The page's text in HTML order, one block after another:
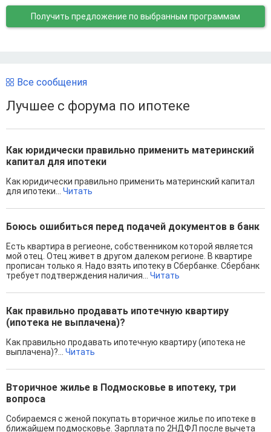
Получить предложение по выбранным программам
Все сообщения
Лучшее с форума по ипотеке
Как юридически правильно применить материнский
капитал для ипотеки
Как юридически правильно применить материнский капитал
для ипотеки... Читать
Боюсь ошибиться перед подачей документов в банк
Есть квартира в региеоне, собственником которой является
мой отец. Отец живет в другом далеком регионе. В квартире
прописан только я. Надо взять ипотеку в Сбербанке. Сбербанк
требует подтверждения наличия... Читать
Как правильно продавать ипотечную квартиру
(ипотека не выплачена)?
Как правильно продавать ипотечную квартиру (ипотека не
выплачена)?... Читать
Вторичное жилье в Подмосковье в ипотеку, три
вопроса
Собираемся с женой покупать вторичное жилье по ипотеке в
ближайшем подмосковье. Зарплата по 2НДФЛ после вычета